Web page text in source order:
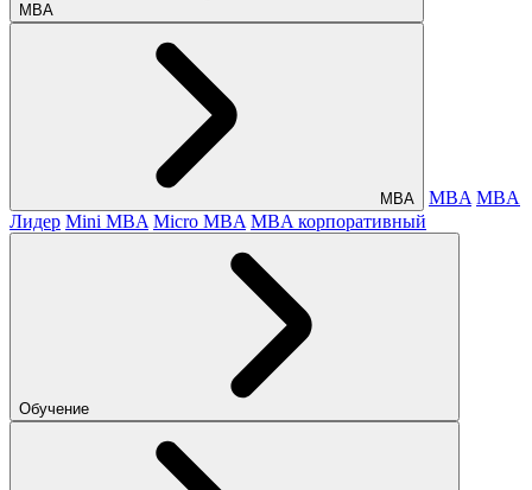
МВА
МВА MBA MBA
Лидер Mini MBA Micro MBA MBA корпоративный
Обучение